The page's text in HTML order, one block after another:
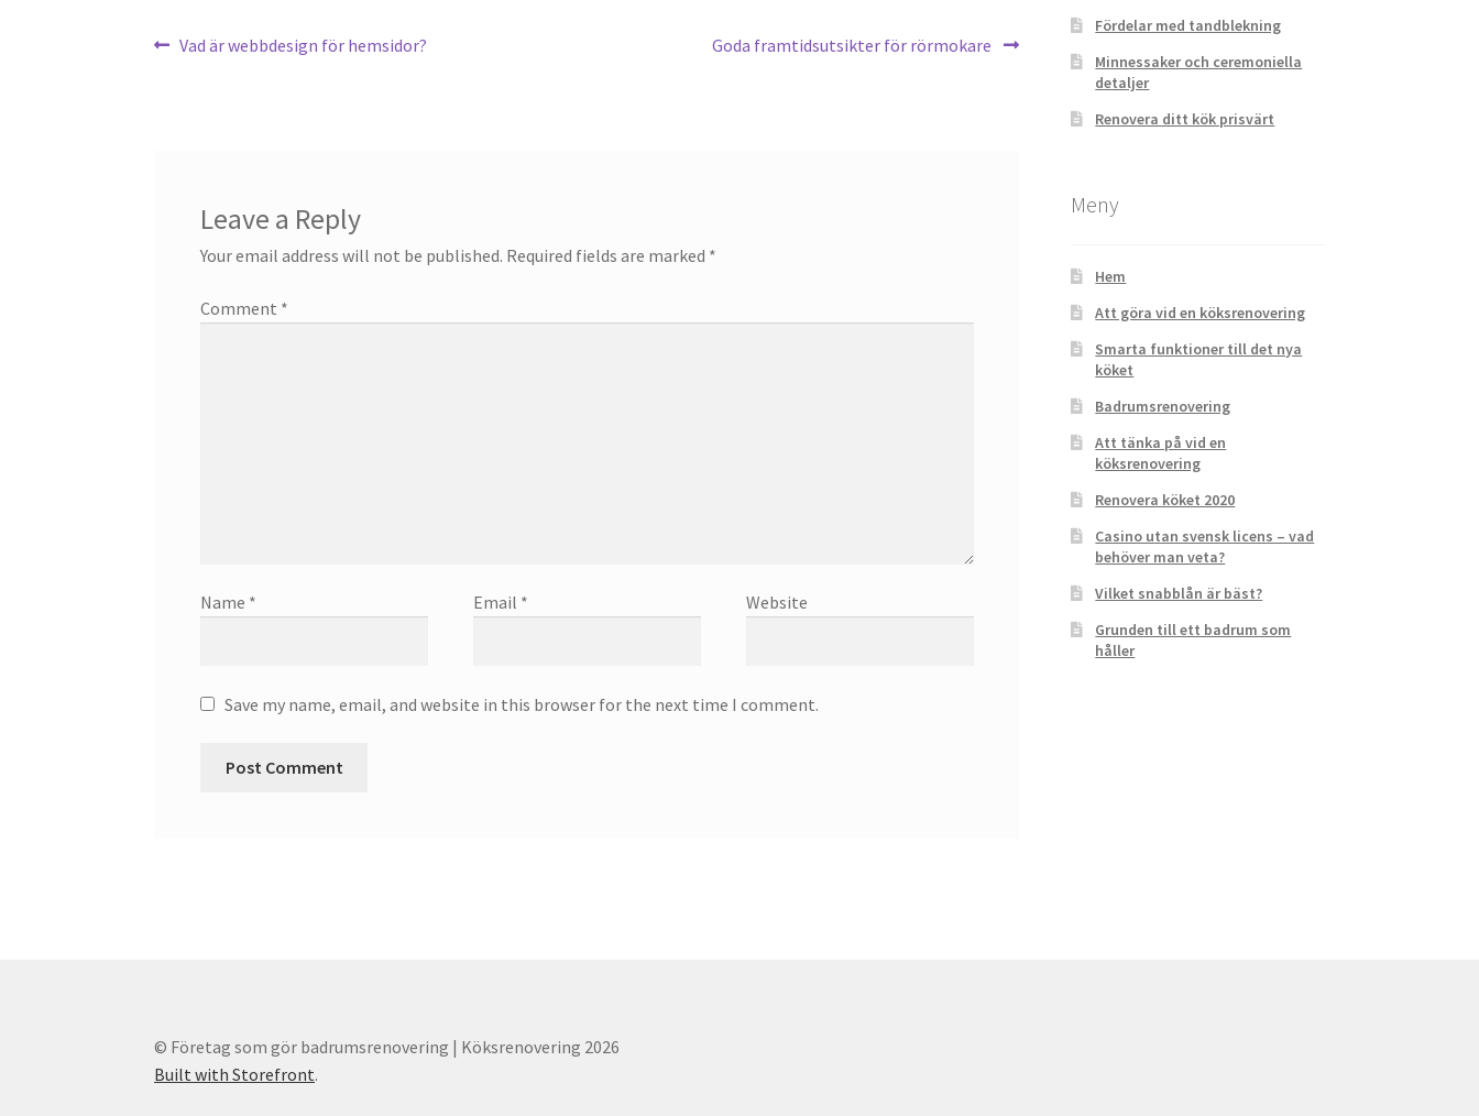
Post
Previous
Vad är webbdesign för hemsidor?
Next
Goda framtidsutsikter för rörmokare
Leave a Reply
Your email address will not be published. Required fields are marked *
Comment *
Name * Email * Website
Save my name, email, and website in this browser for the next time I comment.
Fördelar med tandblekning
Minnessaker och ceremoniella
detaljer
Renovera ditt kök prisvärt
Meny
Hem
Att göra vid en köksrenovering
Smarta funktioner till det nya
köket
Badrumsrenovering
Att tänka på vid en
köksrenovering
Renovera köket 2020
Casino utan svensk licens – vad
behöver man veta?
Vilket snabblån är bäst?
Grunden till ett badrum som
håller
© Företag som gör badrumsrenovering | Köksrenovering 2026
Built with Storefront.